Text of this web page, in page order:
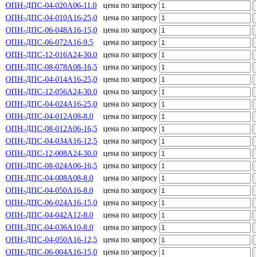
ОПН-ДПС-04-020А06-11.0 цена по запросу
ОПН-ДПС-04-010А16-25,0 цена по запросу
ОПН-ДПС-06-048А16-15,0 цена по запросу
ОПН-ДПС-06-072А16-9.5 цена по запросу
ОПН-ДПС-12-016А24-30.0 цена по запросу
ОПН-ДПС-08-078А08-16,5 цена по запросу
ОПН-ДПС-04-014А16-25,0 цена по запросу
ОПН-ДПС-12-056А24-30.0 цена по запросу
ОПН-ДПС-04-024А16-25,0 цена по запросу
ОПН-ДПС-04-012А08-8.0 цена по запросу
ОПН-ДПС-08-012А06-16,5 цена по запросу
ОПН-ДПС-04-034А16-12,5 цена по запросу
ОПН-ДПС-12-008А24-30.0 цена по запросу
ОПН-ДПС-08-024А06-16,5 цена по запросу
ОПН-ДПС-04-008А08-8.0 цена по запросу
ОПН-ДПС-04-050А16-8.0 цена по запросу
ОПН-ДПС-06-024А16-15,0 цена по запросу
ОПН-ДПС-04-042А12-8.0 цена по запросу
ОПН-ДПС-04-036А10-8.0 цена по запросу
ОПН-ДПС-04-050А16-12,5 цена по запросу
ОПН-ДПС-06-004A16-15,0 цена по запросу